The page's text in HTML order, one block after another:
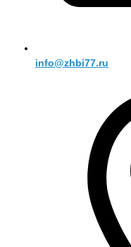
info@zhbi77.ru